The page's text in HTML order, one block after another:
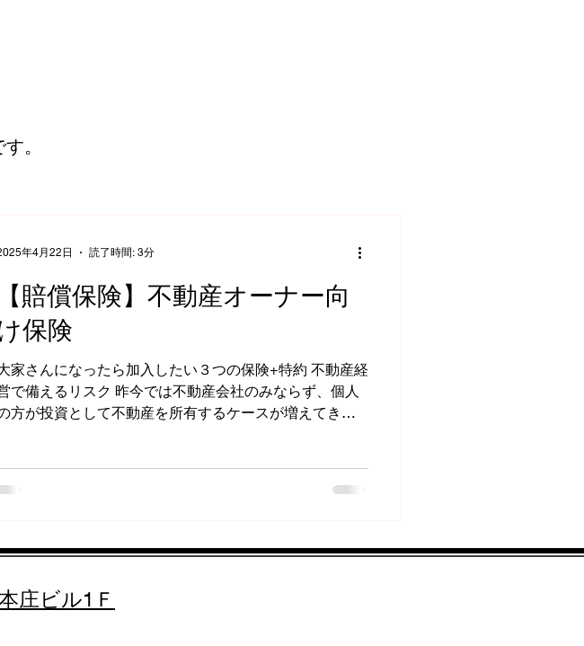
。
【賠償保険】不動産オーナー向
保険
家さんになったら加入したい３つの保険+特約 不動産経
で備えるリスク 昨今では不動産会社のみならず、個人
方が投資として不動産を所有するケースが増えてきて
年4月22日 読了時間: 3分
庄ビル1Ｆ